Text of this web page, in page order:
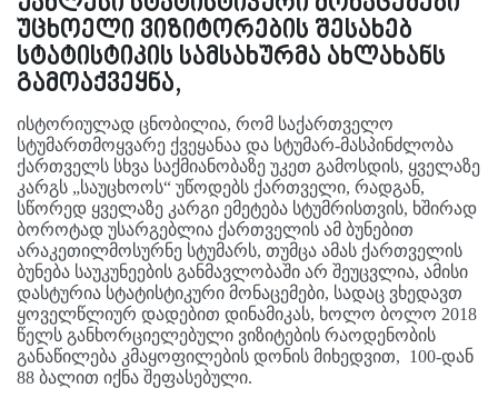
უცხოელი ვიზიტორების შესახებ
სტატისტიკის სამსახურმა ახლახანს
გამოაქვეყნა,
ისტორიულად ცნობილია, რომ საქართველო
სტუმართმოყვარე ქვეყანაა და სტუმარ-მასპინძლობა
ქართველს სხვა საქმიანობაზე უკეთ გამოსდის, ყველაზე
კარგს „საუცხოოს“ უწოდებს ქართველი, რადგან,
სწორედ ყველაზე კარგი ემეტება სტუმრისთვის, ხშირად
ბოროტად უსარგებლია ქართველის ამ ბუნებით
არაკეთილმოსურნე სტუმარს, თუმცა ამას ქართველის
ბუნება საუკუნეების განმავლობაში არ შეუცვლია, ამისი
დასტურია სტატისტიკური მონაცემები, სადაც ვხედავთ
ყოველწლიურ დადებით დინამიკას, ხოლო ბოლო 2018
წელს განხორციელებული ვიზიტების რაოდენობის
განაწილება კმაყოფილების დონის მიხედვით, 100-დან
88 ბალით იქნა შეფასებული.